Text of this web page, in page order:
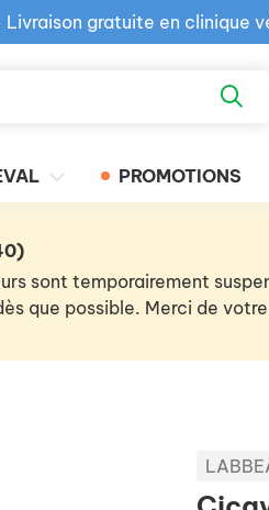
Livraison gratuite en clinique
Retour produit gratuit en
PROMOTIONS
sont temporairement
que possible. Merci de